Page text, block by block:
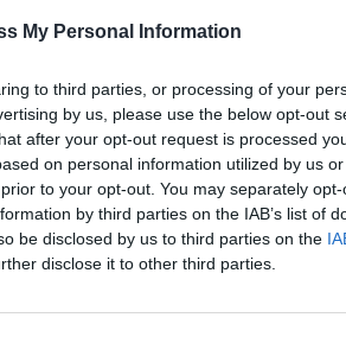
My Personal Information
to third parties, or processing of your
by us, please use the below opt-out
after your opt-out request is processed
on personal information utilized by us
to your opt-out. You may separately
by third parties on the IAB’s list of
be disclosed by us to third parties on the
disclose it to other third parties.
di eventuali esposizioni croniche.
registrati aumenti degli accessi ai
all'evento
Giugno, formato dal direttore
Pisa Gaetano Licitra, Luca Carneglia
il Comandante provinciale dei
di Vicopisano, Vecchiano, San
e Calcinaia, ha concordato che tutti
a disposizione della cittadinanza